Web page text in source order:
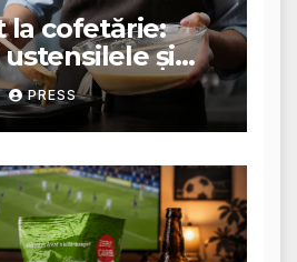
la cofetărie:
și
pentru un
PRESS